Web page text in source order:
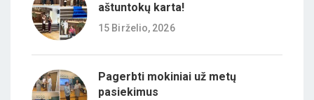
aštuntokų karta!
15 Birželio, 2026
Pagerbti mokiniai už metų
pasiekimus